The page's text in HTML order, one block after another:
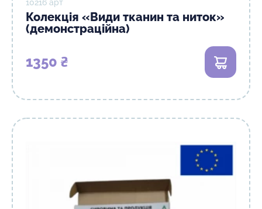
10216 арт
Колекція «Види тканин та ниток»
(демонстраційна)
1350 ₴